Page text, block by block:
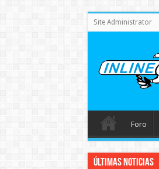
Site Administrator
Foro
Últimas noticias